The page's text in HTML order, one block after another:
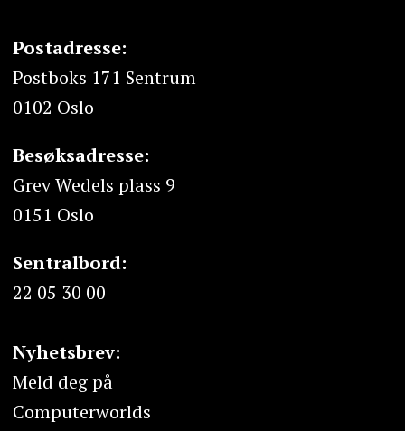
Postadresse:
Postboks 171 Sentrum
0102 Oslo
Besøksadresse:
Grev Wedels plass 9
0151 Oslo
Sentralbord:
22 05 30 00
Nyhetsbrev:
Meld deg på
Computerworlds